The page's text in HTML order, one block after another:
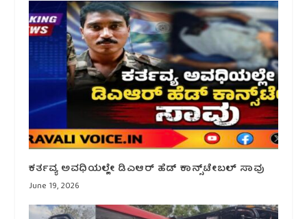
ಕರ್ತವ್ಯ ಅವಧಿಯಲ್ಲೇ ಡಿಎಆರ್ ಹೆಡ್ ಕಾನ್ಸ್‌ಟೇಬಲ್ ಸಾವು
June 19, 2026